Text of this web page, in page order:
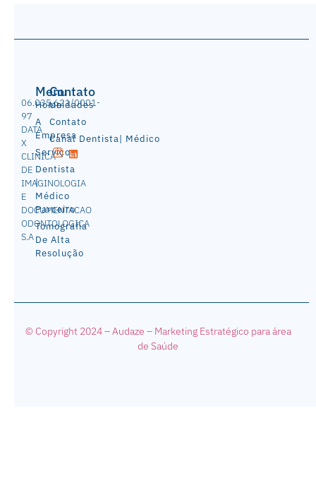
06.035.621/0001-
97
DATA
X
CLINICA
DE
IMAGINOLOGIA
E
DOCUMENTACAO
ODONTOLOGICA
S.A
Menu
Home
A
Empresa
Serviços
Dentista
|
Médico
Parceiro
Tomografia
De Alta
Resolução
Contato
Unidades
Contato
Canal Dentista| Médico
© Copyright 2024 – Audaze – Marketing Estratégico para área
de Saúde